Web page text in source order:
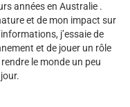
années en Australie .
et de mon impact sur
j’essaie de
et de jouer un rôle
le monde un peu